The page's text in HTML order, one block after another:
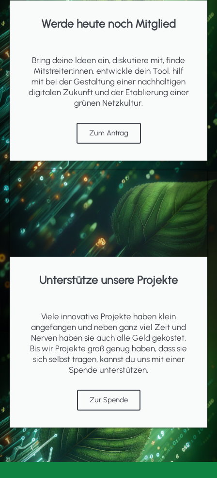
Werde heute noch Mitglied
Bring deine Ideen ein, diskutiere mit, finde
Mitstreiter:innen, entwickle dein Tool, hilf
mit bei der Gestaltung einer nachhaltigen
digitalen Zukunft und der Etablierung einer
grünen Netzkultur.
Zum Antrag
Unterstütze unsere Projekte
Viele innovative Projekte haben klein
angefangen und neben ganz viel Zeit und
Nerven haben sie auch alle Geld gekostet.
Bis wir Projekte groß genug haben, dass sie
sich selbst tragen, kannst du uns mit einer
Spende unterstützen.
Zur Spende